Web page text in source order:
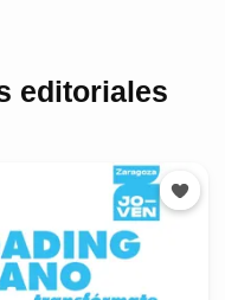
editoriales